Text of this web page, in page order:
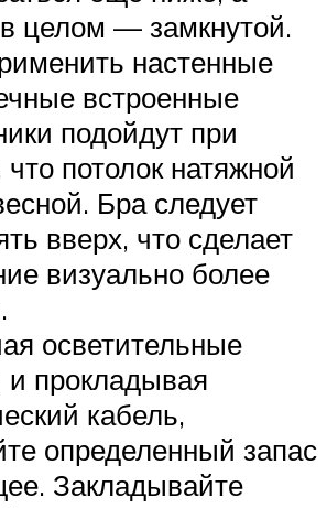
целом — замкнутой.
настенные
встроенные
подойдут при
потолок натяжной
Бра следует
вверх, что сделает
визуально более
осветительные
прокладывая
кабель,
определенный запас
Закладывайте